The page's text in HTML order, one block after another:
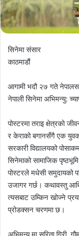
सिनेमा संसार
काठमाडौं
आगामी भदौ २७ गते
नेपाली सिनेमा अभिमन्यु:
पोस्टरमा तराइ क्षेत्रको
र केराको बगानसँगै एक
सरकारी विद्यालयको
सिनेमाको सामाजिक
पोस्टरले मधेसी समुदायको
उजागर गर्छ। कथावस्तु
त्यसबाट उम्किन खोज्ने
प्रोडक्सन चरणमा छ।
अभिमन्यु मा सरिता गिरी,